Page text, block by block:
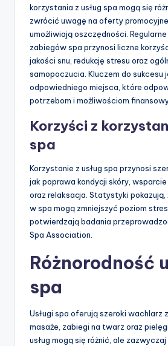
korzystania z usług spa mogą się
zwrócić uwagę na oferty
umożliwiają oszczędności.
zabiegów spa przynosi liczne
jakości snu, redukcję stresu oraz
samopoczucia. Kluczem do sukcesu
odpowiedniego miejsca, które
potrzebom i możliwościom
Korzyści z
spa
Korzystanie z usług spa przynosi
jak poprawa kondycji skóry, wsparcie
oraz relaksacja. Statystyki
w spa mogą zmniejszyć poziom
potwierdzają badania
Spa Association.
Różnorodność
spa
Usługi spa oferują szeroki wachlarz
masaże, zabiegi na twarz oraz
usług mogą się różnić, ale